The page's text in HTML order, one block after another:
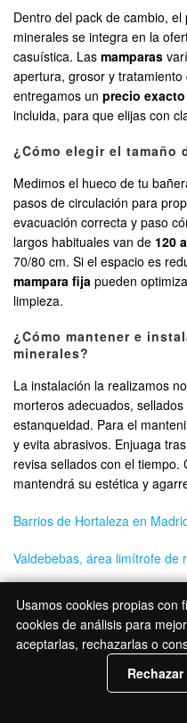
Dentro del pack de cambio, el
minerales se integra en la
casuística. Las mamparas
apertura, grosor y
entregamos un precio
incluida, para que elijas con
¿Cómo elegir el tamaño
Medimos el hueco de tu
pasos de circulación para
evacuación correcta y paso
largos habituales van de 120
70/80 cm. Si el espacio es
mampara fija pueden
limpieza.
¿Cómo mantener e
minerales?
La instalación la realizamos
morteros adecuados,
estanqueidad. Para el
y evita abrasivos. Enjuaga
revisa sellados con el tiempo.
mantendrá su estética y
Barrios de Hortaleza en
Valdebebas, área limítrofe de
Tabla de Contenidos
Cambios de bañeras a
Precio y ofertas locales
📲
Usamos cookies propias con
cookies de análisis para
aceptarlas, rechazarlas o
Rechazar